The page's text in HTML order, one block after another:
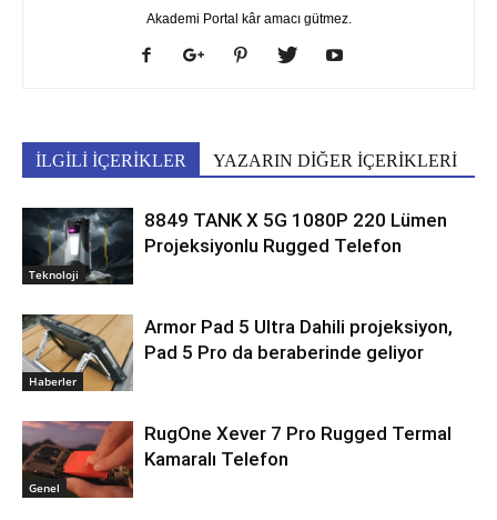
Akademi Portal kâr amacı gütmez.
İLGİLİ İÇERİKLER YAZARIN DİĞER İÇERİKLERİ
Teknoloji
8849 TANK X 5G 1080P 220 Lümen
Projeksiyonlu Rugged Telefon
Haberler
Armor Pad 5 Ultra Dahili projeksiyon,
Pad 5 Pro da beraberinde geliyor
Genel
RugOne Xever 7 Pro Rugged Termal
Kamaralı Telefon